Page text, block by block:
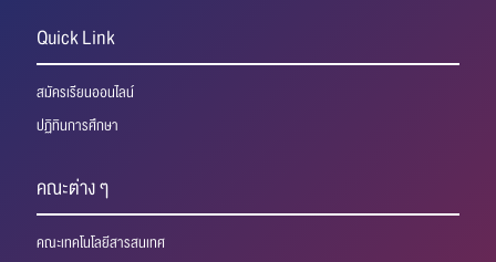
Quick Link
สมัครเรียนออนไลน์
ปฏิทินการศึกษา
คณะต่าง ๆ
คณะเทคโนโลยีสารสนเทศ